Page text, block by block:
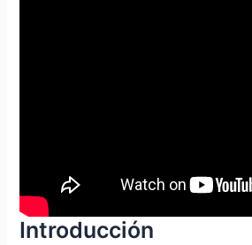
Introducción